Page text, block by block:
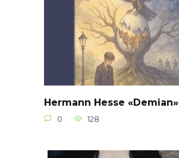
Hermann Hesse «Demian»
0 128